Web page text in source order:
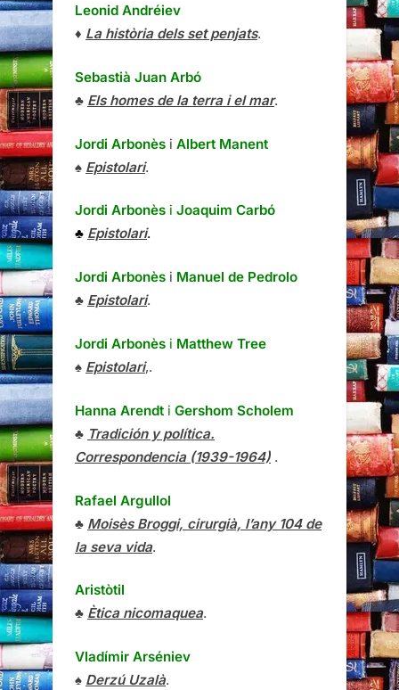
Leonid Andréiev
♦ La història dels set penjats.
Sebastià Juan Arbó
♣ Els homes de la terra i el mar.
Jordi Arbonès i Albert Manent
♠ Epistolari.
Jordi Arbonès i Joaquim Carbó
♣ Epistolari.
Jordi Arbonès i Manuel de Pedrolo
♣ Epistolari.
Jordi Arbonès i Matthew Tree
♠ Epistolari,.
Hanna Arendt i Gershom Scholem
♣ Tradición y política.
Correspondencia (1939-1964) .
Rafael Argullol
♣ Moisès Broggi, cirurgià, l’any 104 de
la seva vida.
Aristòtil
♣ Ètica nicomaquea.
Vladímir Arséniev
♠ Derzú Uzalà.